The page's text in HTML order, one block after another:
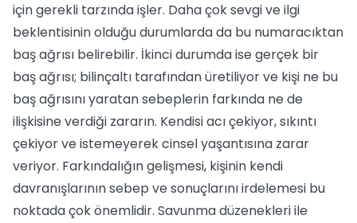
için gerekli tarzında işler. Daha çok sevgi ve ilgi
beklentisinin olduğu durumlarda da bu numaracıktan
baş ağrısı belirebilir. İkinci durumda ise gerçek bir
baş ağrısı; bilinçaltı tarafından üretiliyor ve kişi ne bu
baş ağrısını yaratan sebeplerin farkında ne de
ilişkisine verdiği zararın. Kendisi acı çekiyor, sıkıntı
çekiyor ve istemeyerek cinsel yaşantısına zarar
veriyor. Farkındalığın gelişmesi, kişinin kendi
davranışlarının sebep ve sonuçlarını irdelemesi bu
noktada çok önemlidir. Savunma düzenekleri ile